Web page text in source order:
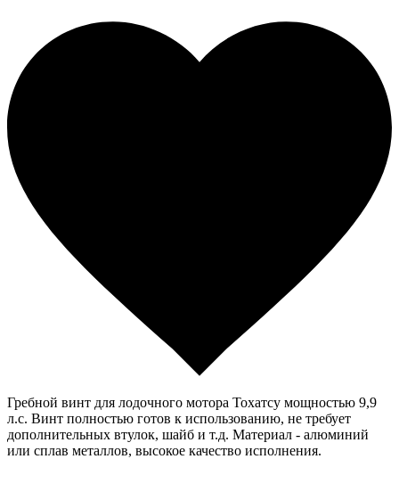
Гребной винт для лодочного мотора Тохатсу мощностью 9,9
л.с. Винт полностью готов к использованию, не требует
дополнительных втулок, шайб и т.д. Материал - алюминий
или сплав металлов, высокое качество исполнения.